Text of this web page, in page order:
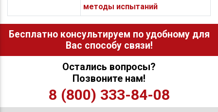
методы испытаний
Бесплатно консультируем по удобному для
Вас способу связи!
Остались вопросы?
Позвоните нам!
8 (800) 333-84-08